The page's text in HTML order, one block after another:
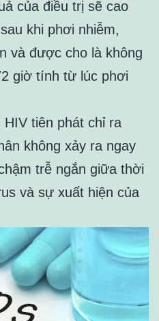
của điều trị sẽ cao
khi phơi nhiễm,
và được cho là không
giờ tính từ lúc phơi
tiên phát chỉ ra
không xảy ra ngay
trễ ngắn giữa thời
và sự xuất hiện của